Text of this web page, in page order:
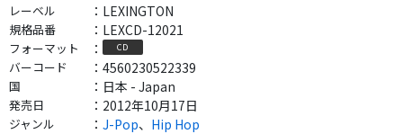
レーベル ： LEXINGTON
規格品番 ： LEXCD-12021
フォーマット ： CD
バーコード ： 4560230522339
国 ： 日本 - Japan
発売日 ： 2012年10月17日
ジャンル ： J-Pop、 Hip Hop